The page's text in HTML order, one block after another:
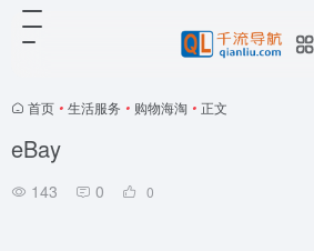
首页 • 生活服务 • 购物海淘 • 正文
eBay
143 0 0